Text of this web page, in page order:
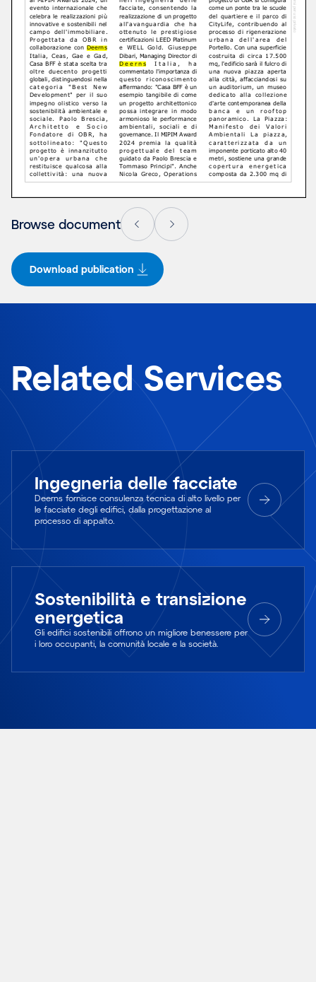
Browse document
Download publication
Related Services
Ingegneria delle facciate
Deerns fornisce consulenza tecnica di alto livello per
le facciate degli edifici, dalla progettazione al
processo di appalto.
Sostenibilità e transizione
energetica
Gli edifici sostenibili offrono un migliore benessere per
i loro occupanti, la comunità locale e la società.